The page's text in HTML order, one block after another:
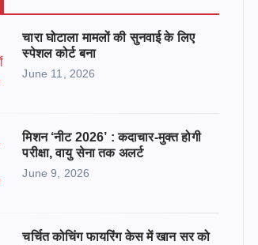
चारा घोटाला मामलों की सुनवाई के लिए
स्पेशल कोर्ट बना
June 11, 2026
मिशन ‘नीट 2026’ : कदाचार-मुक्त होगी
परीक्षा, वायु सेना तक अलर्ट
June 9, 2026
चर्चित कोचिंग फायरिंग केस में खान सर को